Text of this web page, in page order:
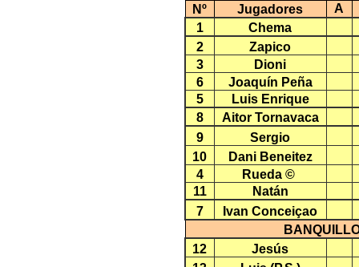
Nº Jugadores
A
1
Chema
2
Zapico
3
Dioni
6
Joaquín Peña
5
Luis Enrique
8
Aitor Tornavaca
9
Sergio
10
Dani Beneitez
4
Rueda ©
11
Natán
7
Ivan Conceiçao
12
Jesús